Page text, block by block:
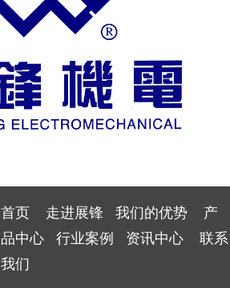
首页 走进展锋 我们的优势
产
品中心
行业案例 资讯中心
联系
我们